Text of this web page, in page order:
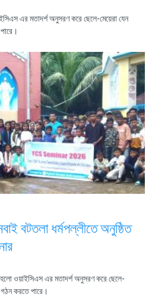
এর মতাদর্শ অনুসরণ করে ছেলে-মেয়েরা যেন
বটতলা ধর্মপল্লীতে অনুষ্ঠিত
ওয়াইসিএস এর মতাদর্শ অনুসরণ করে ছেলে-
গঠন করতে পারে।